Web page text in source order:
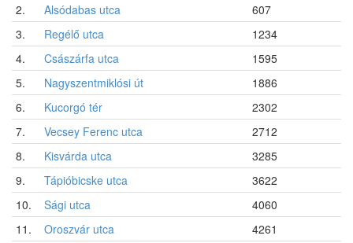
2.
Alsódabas utca
607
3.
Regélő utca
1234
4.
Császárfa utca
1595
5.
Nagyszentmiklósi út
1886
6.
Kucorgó tér
2302
7.
Vecsey Ferenc utca
2712
8.
Kisvárda utca
3285
9.
Tápióbicske utca
3622
10.
Sági utca
4060
11.
Oroszvár utca
4261